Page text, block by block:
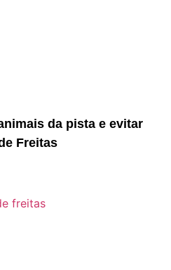
da pista e evitar
Freitas